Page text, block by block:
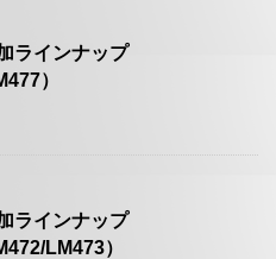
ラインナップ
）
ラインナップ
LM473）